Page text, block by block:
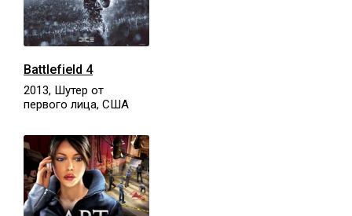
Battlefield 4
2013, Шутер от
первого лица, США